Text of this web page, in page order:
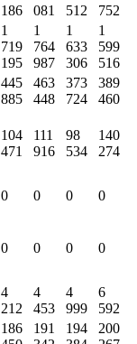
186
081
512
752
1
719
195
1
764
987
1
633
306
1
599
516
445
885
463
448
373
724
389
460
104
471
111
916
98
534
140
274
0 0 0
0
0 0 0 0
4
212
4
453
4
999
6
592
186
191
194
200